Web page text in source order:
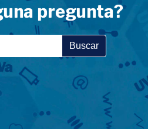
pregunta?
Buscar